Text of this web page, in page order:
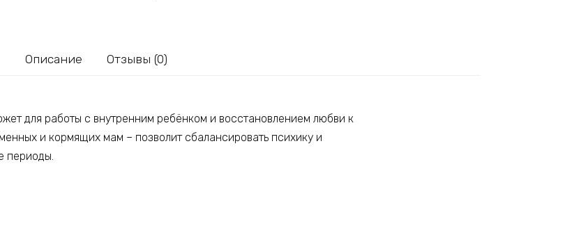
себе
Описание Отзывы (0)
для работы с внутренним ребёнком и восстановлением любви к
и кормящих мам – позволит сбалансировать психику и
периоды.